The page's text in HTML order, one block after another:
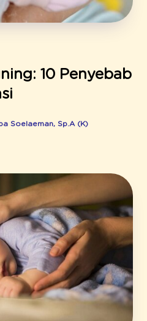
10 Penyebab
Soelaeman, Sp.A (K)